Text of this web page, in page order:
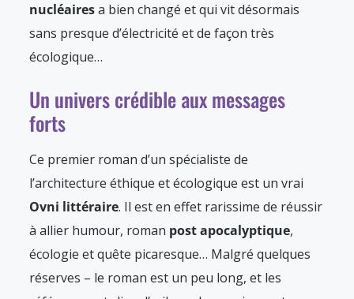
nucléairesa bien changé et qui vit désormais
sans presque d’électricité et de façon très
écologique…
Un univers crédible aux messages
forts
Ce premier roman d’un spécialiste de
l’architecture éthique et écologique est un vrai
Ovni littéraire. Il est en effet rarissime de réussir
à allier humour, roman post apocalyptique,
écologie et quête picaresque… Malgré quelques
réserves – le roman est un peu long, et les